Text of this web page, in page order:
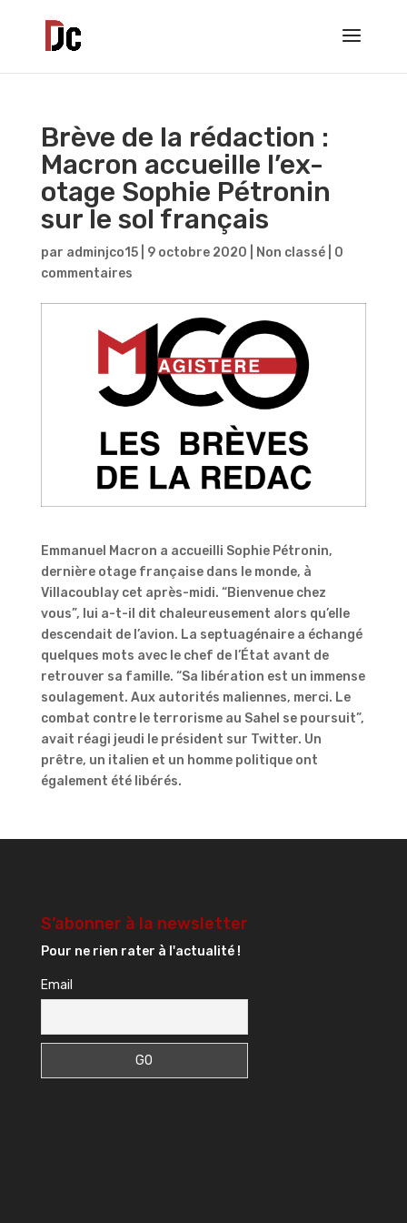
Brève de la rédaction :
Macron accueille l’ex-
otage Sophie Pétronin
sur le sol français
par adminjco15| 9 octobre 2020 Non classé| 0
commentaires
Emmanuel Macron a accueilli Sophie Pétronin,
dernière otage française dans le monde, à
Villacoublay cet après-midi. “Bienvenue chez
vous”, lui a-t-il dit chaleureusement alors qu’elle
descendait de l’avion. La septuagénaire a échangé
quelques mots avec le chef de l’État avant de
retrouver sa famille. “Sa libération est un immense
soulagement. Aux autorités maliennes, merci. Le
combat contre le terrorisme au Sahel se poursuit”,
avait réagi jeudi le président sur Twitter. Un
prêtre, un italien et un homme politique ont
également été libérés.
S’abonner à la newsletter
Pour ne rien rater à l'actualité !
Email